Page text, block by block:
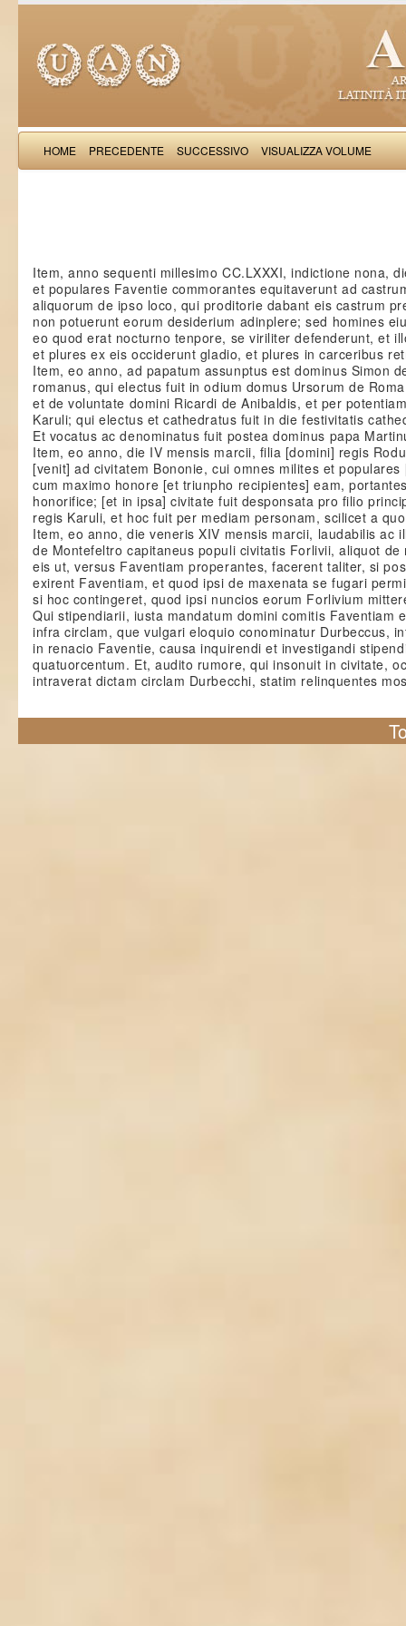
HOME PRECEDENTE SUCCESSIVO VISUALIZZA VOLUME
Item, anno sequenti millesimo CC.LXXXI, indictione nona,
et populares Faventie commorantes equitaverunt ad
aliquorum de ipso loco, qui proditorie dabant eis castrum
non potuerunt eorum desiderium adinplere; sed homines
eo quod erat nocturno tenpore, se viriliter defenderunt, et
et plures ex eis occiderunt gladio, et plures in carceribus
Item, eo anno, ad papatum assunptus est dominus Simon
romanus, qui electus fuit in odium domus Ursorum de
et de voluntate domini Ricardi de Anibaldis, et per
Karuli; qui electus et cathedratus fuit in die festivitatis
Et vocatus ac denominatus fuit postea dominus papa
Item, eo anno, die IV mensis marcii, filia [domini] regis
[venit] ad civitatem Bononie, cui omnes milites et
cum maximo honore [et triunpho recipientes] eam,
honorifice; [et in ipsa] civitate fuit desponsata pro filio
regis Karuli, et hoc fuit per mediam personam, scilicet a
Item, eo anno, die veneris XIV mensis marcii, laudabilis ac
de Montefeltro capitaneus populi civitatis Forlivii, aliquot
eis ut, versus Faventiam properantes, facerent taliter, si
exirent Faventiam, et quod ipsi de maxenata se fugari
si hoc contingeret, quod ipsi nuncios eorum Forlivium
Qui stipendiarii, iusta mandatum domini comitis Faventiam
infra circlam, que vulgari eloquio conominatur Durbeccus,
in renacio Faventie, causa inquirendi et investigandi
quatuorcentum. Et, audito rumore, qui insonuit in civitate,
intraverat dictam circlam Durbecchi, statim relinquentes